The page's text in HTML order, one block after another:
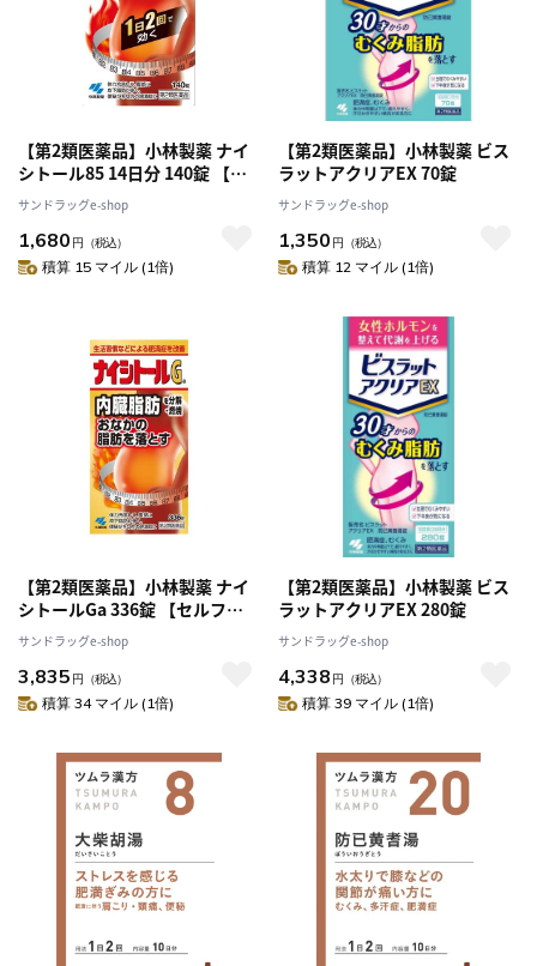
【第2類医薬品】小林製薬 ナイ
シトール85 14日分 140錠 【セ
ルフメディケーション税制対
象】
サンドラッグe-shop
1,680 円 （税込）
積算 15 マイル (1倍)
【第2類医薬品】小林製薬 ビス
ラットアクリアEX 70錠
サンドラッグe-shop
1,350 円 （税込）
積算 12 マイル (1倍)
【第2類医薬品】小林製薬 ナイ
シトールGa 336錠 【セルフメ
ディケーション税制対象】
サンドラッグe-shop
3,835 円 （税込）
積算 34 マイル (1倍)
【第2類医薬品】小林製薬 ビス
ラットアクリアEX 280錠
サンドラッグe-shop
4,338 円 （税込）
積算 39 マイル (1倍)